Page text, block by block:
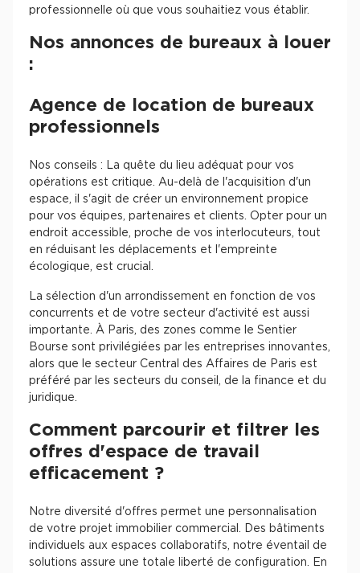
professionnelle où que vous souhaitiez vous établir.
Nos annonces de bureaux à louer
:
Agence de location de bureaux
professionnels
Nos conseils : La quête du lieu adéquat pour vos
opérations est critique. Au-delà de l'acquisition d'un
espace, il s'agit de créer un environnement propice
pour vos équipes, partenaires et clients. Opter pour un
endroit accessible, proche de vos interlocuteurs, tout
en réduisant les déplacements et l'empreinte
écologique, est crucial.
La sélection d'un arrondissement en fonction de vos
concurrents et de votre secteur d'activité est aussi
importante. À Paris, des zones comme le Sentier
Bourse sont privilégiées par les entreprises innovantes,
alors que le secteur Central des Affaires de Paris est
préféré par les secteurs du conseil, de la finance et du
juridique.
Comment parcourir et filtrer les
offres d'espace de travail
efficacement ?
Notre diversité d'offres permet une personnalisation
de votre projet immobilier commercial. Des bâtiments
individuels aux espaces collaboratifs, notre éventail de
solutions assure une totale liberté de configuration. En